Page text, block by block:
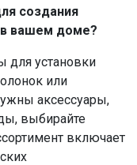
создания
вашем доме?
для установки
или
аксессуары,
выбирайте
включает